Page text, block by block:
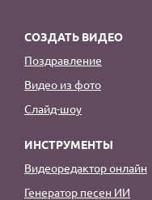
СОЗДАТЬ ВИДЕО
Поздравление
Видео из фото
Слайд-шоу
ИНСТРУМЕНТЫ
Видеоредактор онлайн
Генератор песен ИИ